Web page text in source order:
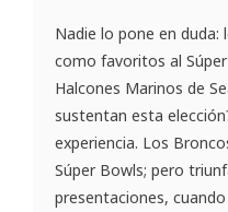
Nadie lo pone en duda:
como favoritos al
Halcones Marinos de
sustentan esta
experiencia. Los
Súper Bowls; pero
presentaciones,